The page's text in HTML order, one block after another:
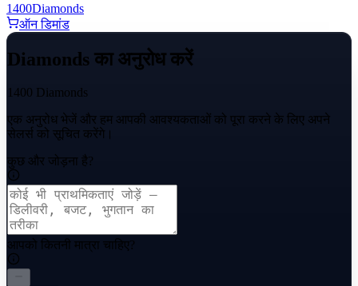
1400Diamonds
ऑन डिमांड
Diamonds का अनुरोध करें
1400 Diamonds
एक अनुरोध भेजें और हम आपकी आवश्यकताओं को पूरा करने के लिए अपने
सेलर्स को सूचित करेंगे।
कुछ और जोड़ना है?
आपको कितनी मात्रा चाहिए?